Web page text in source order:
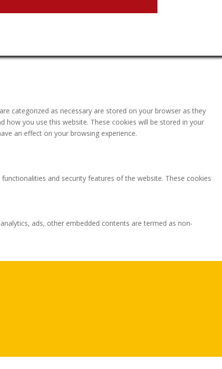
categorized as necessary are stored on your browser as they
how you use this website. These cookies will be stored in your
an effect on your browsing experience.
and security features of the website. These cookies
ads, other embedded contents are termed as non-